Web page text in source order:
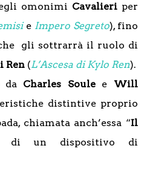
omonimi Cavalieriper
e Impero Segreto), fino
gli sottrarrà il ruolo di
Ren (L’Ascesa di Kylo Ren).
da Charles Soulee Will
distintive proprio
chiamata anch’essa “Il
di un dispositivo di